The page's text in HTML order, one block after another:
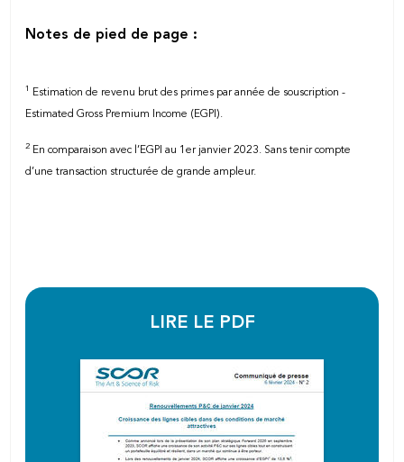
Notes de pied de page :
1
Estimation de revenu brut des primes par année de souscription -
Estimated Gross Premium Income (EGPI).
2 En comparaison avec l’EGPI au 1er janvier 2023. Sans tenir compte
d’une transaction structurée de grande ampleur.
LIRE LE PDF